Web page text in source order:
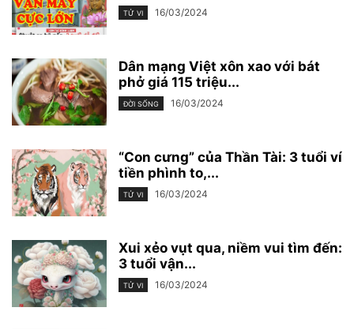
TỬ VI 16/03/2024
Dân mạng Việt xôn xao với bát
phở giá 115 triệu...
ĐỜI SỐNG 16/03/2024
“Con cưng” của Thần Tài: 3 tuổi ví
tiền phình to,...
TỬ VI 16/03/2024
Xui xẻo vụt qua, niềm vui tìm đến:
3 tuổi vận...
TỬ VI 16/03/2024